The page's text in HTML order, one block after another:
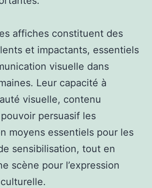
affiches constituent des
et impactants, essentiels
visuelle dans
Leur capacité à
visuelle, contenu
persuasif les
moyens essentiels pour les
sensibilisation, tout en
scène pour l’expression